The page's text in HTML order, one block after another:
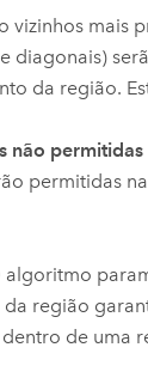
vizinhos mais
diagonais)
da região.
não
permitidas
algoritmo
da região
de uma